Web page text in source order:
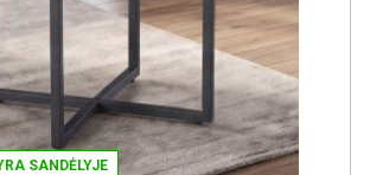
SANDĖLYJE